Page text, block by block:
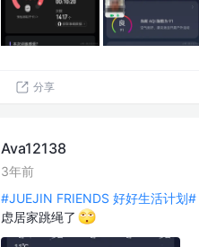
分享
Ava12138
3年前
#JUEJIN FRIENDS 好好生活计划#
虑居家跳绳了